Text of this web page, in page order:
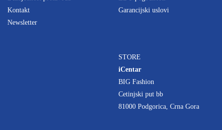
Kontakt
Newsletter
Garancijski uslovi
STORE
iCentar
BIG Fashion
Cetinjski put bb
81000 Podgorica, Crna Gora